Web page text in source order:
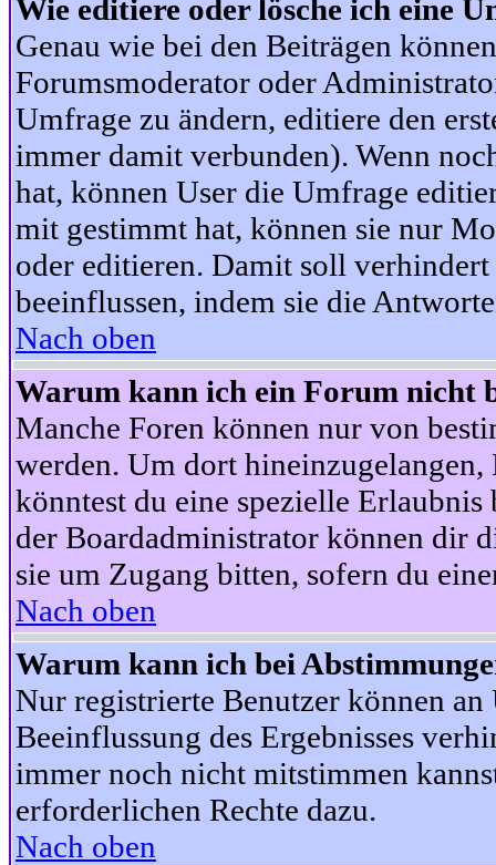
Wie editiere oder lösche ich eine
Genau wie bei den Beiträgen
Forumsmoderator oder
Umfrage zu ändern, editiere den
immer damit verbunden). Wenn
hat, können User die Umfrage
mit gestimmt hat, können sie nur
oder editieren. Damit soll
beeinflussen, indem sie die
Nach oben
Warum kann ich ein Forum nicht
Manche Foren können nur von
werden. Um dort hineinzugelangen,
könntest du eine spezielle
der Boardadministrator können dir
sie um Zugang bitten, sofern du
Nach oben
Warum kann ich bei
Nur registrierte Benutzer können
Beeinflussung des Ergebnisses
immer noch nicht mitstimmen
erforderlichen Rechte dazu.
Nach oben